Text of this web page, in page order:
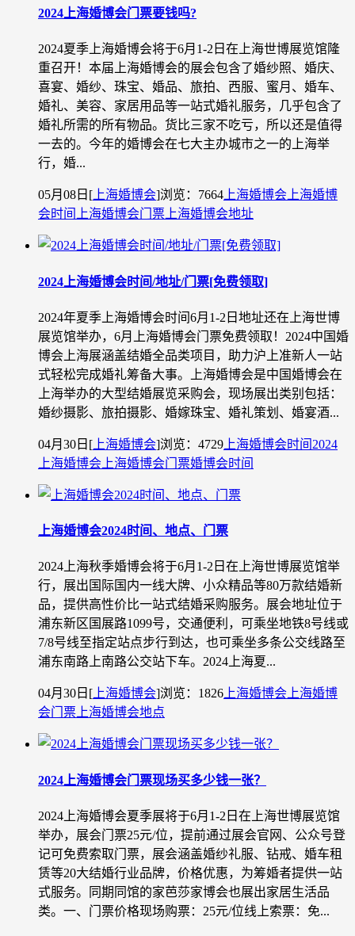
2024上海婚博会门票要钱吗?
2024夏季上海婚博会将于6月1-2日在上海世博展览馆隆
重召开！本届上海婚博会的展会包含了婚纱照、婚庆、
喜宴、婚纱、珠宝、婚品、旅拍、西服、蜜月、婚车、
婚礼、美容、家居用品等一站式婚礼服务，几乎包含了
婚礼所需的所有物品。货比三家不吃亏，所以还是值得
一去的。今年的婚博会在七大主办城市之一的上海举
行，婚...
05月08日 [ 上海婚博会]浏览：7664 上海婚博会 上海婚博
会时间
上海婚博会门票 上海婚博会地址
2024上海婚博会时间/地址/门票[免费领取]
2024年夏季上海婚博会时间6月1-2日地址还在上海世博
展览馆举办，6月上海婚博会门票免费领取！2024中国婚
博会上海展涵盖结婚全品类项目，助力沪上准新人一站
式轻松完成婚礼筹备大事。上海婚博会是中国婚博会在
上海举办的大型结婚展览采购会，现场展出类别包括：
婚纱摄影、旅拍摄影、婚嫁珠宝、婚礼策划、婚宴酒...
04月30日 [ 上海婚博会]浏览：4729 上海婚博会时间 2024
上海婚博会 上海婚博会门票婚博会时间
上海婚博会2024时间、地点、门票
2024上海秋季婚博会将于6月1-2日在上海世博展览馆举
行，展出国际国内一线大牌、小众精品等80万款结婚新
品，提供高性价比一站式结婚采购服务。展会地址位于
浦东新区国展路1099号，交通便利，可乘坐地铁8号线或
7/8号线至指定站点步行到达，也可乘坐多条公交线路至
浦东南路上南路公交站下车。2024上海夏...
04月30日 [ 上海婚博会]浏览：1826 上海婚博会 上海婚博
会门票 上海婚博会地点
2024上海婚博会门票现场买多少钱一张？
2024上海婚博会夏季展将于6月1-2日在上海世博展览馆
举办，展会门票25元/位，提前通过展会官网、公众号登
记可免费索取门票，展会涵盖婚纱礼服、钻戒、婚车租
赁等20大结婚行业品牌，价格优惠，为筹婚者提供一站
式服务。同期同馆的家芭莎家博会也展出家居生活品
类。一、门票价格现场购票：25元/位线上索票：免...